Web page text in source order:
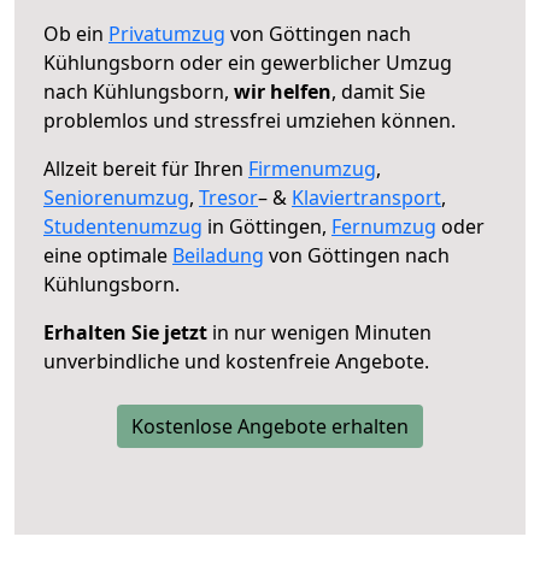
Ob ein Privatumzug von Göttingen nach
Kühlungsborn oder ein gewerblicher Umzug
nach Kühlungsborn, wir helfen, damit Sie
problemlos und stressfrei umziehen können.
Allzeit bereit für Ihren Firmenumzug,
Seniorenumzug, Tresor– & Klaviertransport,
Studentenumzug in Göttingen, Fernumzug oder
eine optimale Beiladung von Göttingen nach
Kühlungsborn.
Erhalten Sie jetzt in nur wenigen Minuten
unverbindliche und kostenfreie Angebote.
Kostenlose Angebote erhalten